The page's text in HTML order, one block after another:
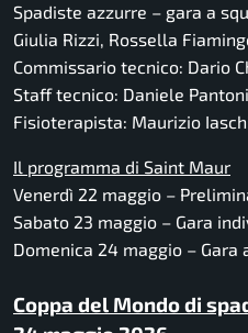
Spadiste azzurre – gara a
Giulia Rizzi, Rossella
Commissario tecnico: Dario
Staff tecnico: Daniele
Fisioterapista: Maurizio
Il programma di Saint Maur
Venerdì 22 maggio –
Sabato 23 maggio – Gara
Domenica 24 maggio – Gara
Coppa del Mondo di